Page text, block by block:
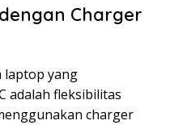
Charger
laptop yang
adalah fleksibilitas
charger